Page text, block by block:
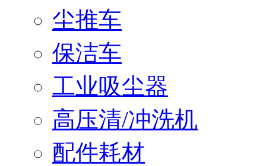
尘推车
保洁车
工业吸尘器
高压清/冲洗机
配件耗材